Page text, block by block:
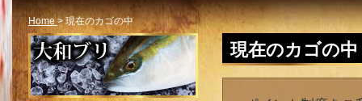
Home >現在のカゴの中
現在のカゴの中